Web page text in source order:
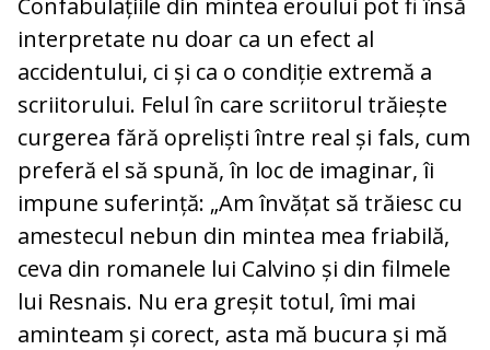
interpretate nu doar ca un efect al
accidentului, ci și ca o condiție extremă a
scriitorului. Felul în care scriitorul trăiește
curgerea fără opreliști între real și fals, cum
preferă el să spună, în loc de imaginar, îi
impune suferință: „Am învățat să trăiesc cu
amestecul nebun din mintea mea friabilă,
ceva din romanele lui Calvino și din filmele
lui Resnais. Nu era greșit totul, îmi mai
aminteam și corect, asta mă bucura și mă